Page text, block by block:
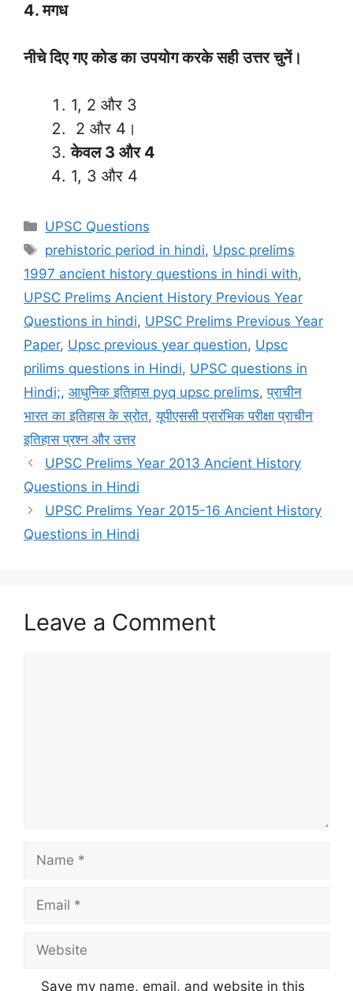
4. मगध
नीचे दिए गए कोड का उपयोग करके सही उत्तर चुनें।
1, 2 और 3
2 और 4।
केवल 3 और 4
1, 3 और 4
Categories
UPSC Questions
Tags
prehistoric period in hindi, Upsc prelims
1997 ancient history questions in hindi with,
UPSC Prelims Ancient History Previous Year
Questions in hindi, UPSC Prelims Previous Year
Paper, Upsc previous year question, Upsc
prilims questions in Hindi, UPSC questions in
Hindi;, आधुनिक इतिहास pyq upsc prelims,प्राचीन
भारत का इतिहास के स्रोत,यूपीएससी प्रारंभिक परीक्षा प्राचीन
इतिहास प्रश्न और उत्तर
UPSC Prelims Year 2013 Ancient History
Questions in Hindi
UPSC Prelims Year 2015-16 Ancient History
Questions in Hindi
Leave a Comment
Name
Email
Website
Save my name, email, and website in this